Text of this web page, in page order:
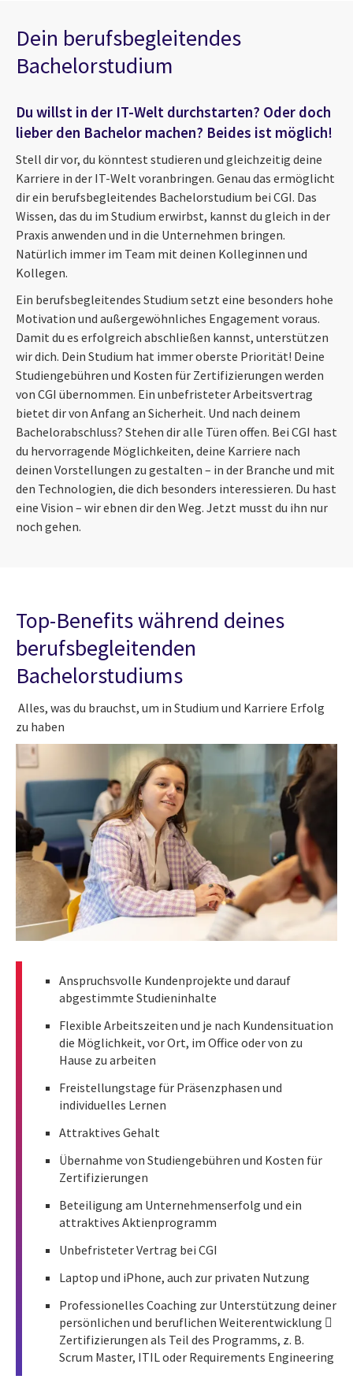
Dein berufsbegleitendes
Bachelorstudium
Du willst in der IT-Welt durchstarten? Oder doch
lieber den Bachelor machen? Beides ist möglich!
Stell dir vor, du könntest studieren und gleichzeitig deine
Karriere in der IT-Welt voranbringen. Genau das ermöglicht
dir ein berufsbegleitendes Bachelorstudium bei CGI. Das
Wissen, das du im Studium erwirbst, kannst du gleich in der
Praxis anwenden und in die Unternehmen bringen.
Natürlich immer im Team mit deinen Kolleginnen und
Kollegen.
Ein berufsbegleitendes Studium setzt eine besonders hohe
Motivation und außergewöhnliches Engagement voraus.
Damit du es erfolgreich abschließen kannst, unterstützen
wir dich. Dein Studium hat immer oberste Priorität! Deine
Studiengebühren und Kosten für Zertifizierungen werden
von CGI übernommen. Ein unbefristeter Arbeitsvertrag
bietet dir von Anfang an Sicherheit. Und nach deinem
Bachelorabschluss? Stehen dir alle Türen offen. Bei CGI hast
du hervorragende Möglichkeiten, deine Karriere nach
deinen Vorstellungen zu gestalten – in der Branche und mit
den Technologien, die dich besonders interessieren. Du hast
eine Vision – wir ebnen dir den Weg. Jetzt musst du ihn nur
noch gehen.
Top-Benefits während deines
berufsbegleitenden
Bachelorstudiums
Alles, was du brauchst, um in Studium und Karriere Erfolg
zu haben
Anspruchsvolle Kundenprojekte und darauf
abgestimmte Studieninhalte
Flexible Arbeitszeiten und je nach Kundensituation
die Möglichkeit, vor Ort, im Office oder von zu
Hause zu arbeiten
Freistellungstage für Präsenzphasen und
individuelles Lernen
Attraktives Gehalt
Übernahme von Studiengebühren und Kosten für
Zertifizierungen
Beteiligung am Unternehmenserfolg und ein
attraktives Aktienprogramm
Unbefristeter Vertrag bei CGI
Laptop und iPhone, auch zur privaten Nutzung
Professionelles Coaching zur Unterstützung deiner
persönlichen und beruflichen Weiterentwicklung 
Zertifizierungen als Teil des Programms, z. B.
Scrum Master, ITIL oder Requirements Engineering